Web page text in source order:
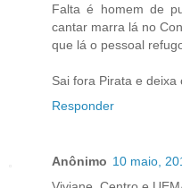
Falta é homem de
cantar marra lá no
que lá o pessoal
Sai fora Pirata e deixa
Responder
Anônimo 10 maio,